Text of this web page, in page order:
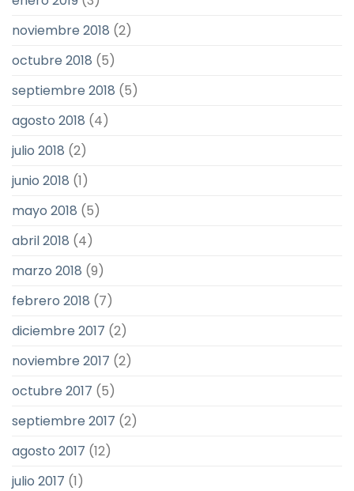
noviembre 2018 (2)
octubre 2018 (5)
septiembre 2018 (5)
agosto 2018 (4)
julio 2018 (2)
junio 2018 (1)
mayo 2018 (5)
abril 2018 (4)
marzo 2018 (9)
febrero 2018 (7)
diciembre 2017 (2)
noviembre 2017 (2)
octubre 2017 (5)
septiembre 2017 (2)
agosto 2017 (12)
julio 2017 (1)